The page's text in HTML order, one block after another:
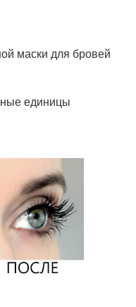
маски для бровей
единицы